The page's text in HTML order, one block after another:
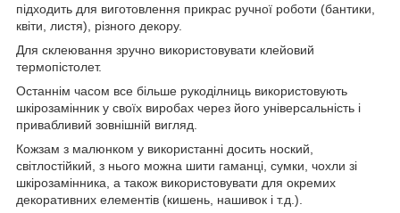
підходить для виготовлення прикрас ручної роботи (бантики,
квіти, листя), різного декору.
Для склеювання зручно використовувати клейовий
термопістолет.
Останнім часом все більше рукоділниць використовують
шкірозамінник у своїх виробах через його універсальність і
привабливий зовнішній вигляд.
Кожзам з малюнком у використанні досить ноский,
світлостійкий, з нього можна шити гаманці, сумки, чохли зі
шкірозамінника, а також використовувати для окремих
декоративних елементів (кишень, нашивок і т.д.).